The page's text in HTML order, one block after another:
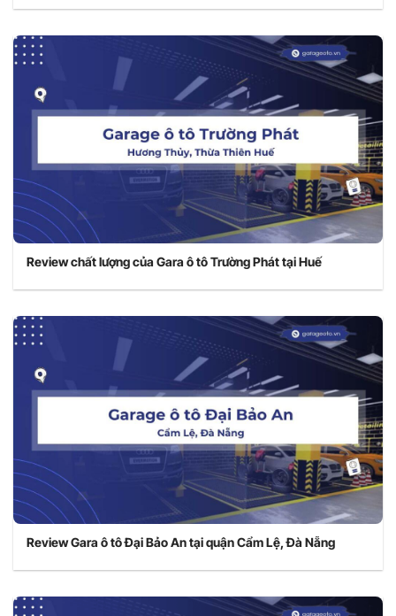
Review chất lượng của Gara ô tô Trường Phát tại Huế
Review Gara ô tô Đại Bảo An tại quận Cẩm Lệ, Đà Nẵng